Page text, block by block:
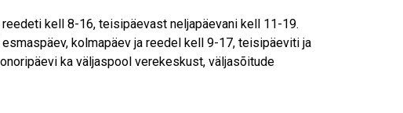
kell 8-16, teisipäevast neljapäevani kell 11-19.
kolmapäev ja reedel kell 9-17, teisipäeviti ja
ka väljaspool verekeskust, väljasõitude